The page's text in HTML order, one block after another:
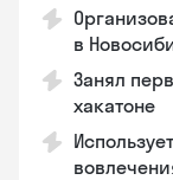
в
Занял
хакатоне